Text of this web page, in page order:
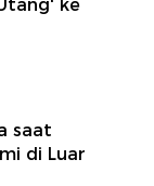
ke
saat
di Luar